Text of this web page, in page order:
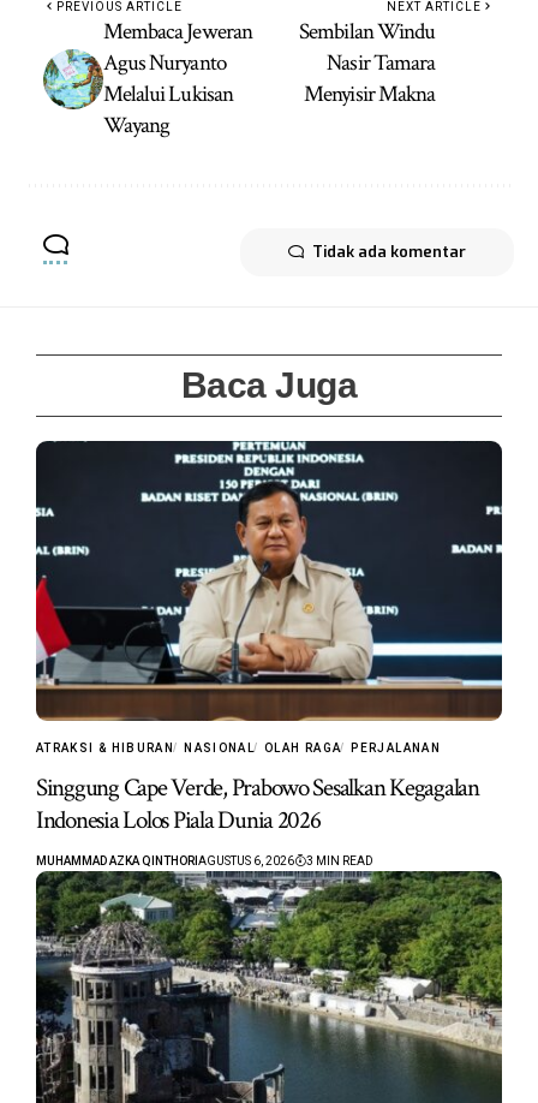
PREVIOUS ARTICLE
Membaca Jeweran
Agus Nuryanto
Melalui Lukisan
Wayang
NEXT ARTICLE
Sembilan Windu
Nasir Tamara
Menyisir Makna
Tidak ada komentar
Baca Juga
ATRAKSI & HIBURAN NASIONAL OLAH RAGA PERJALANAN
Singgung Cape Verde, Prabowo Sesalkan Kegagalan
Indonesia Lolos Piala Dunia 2026
MUHAMMAD AZKA QINTHORI AGUSTUS 6, 2026 3 MIN READ